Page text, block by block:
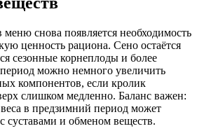
снова появляется необходимость
ценность рациона. Сено остаётся
сезонные корнеплоды и более
можно немного увеличить
компонентов, если кролик
слишком медленно. Баланс важен:
в предзимний период может
суставами и обменом веществ.